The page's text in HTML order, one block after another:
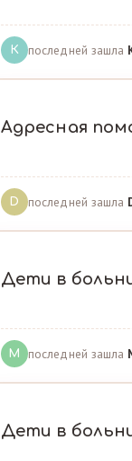
К последней зашла
Адресная
D последней зашла
Дети в
M последней зашла
Дети в